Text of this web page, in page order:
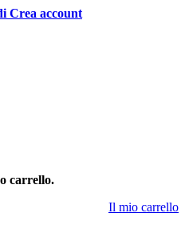
Crea account
carrello.
Il mio carrello